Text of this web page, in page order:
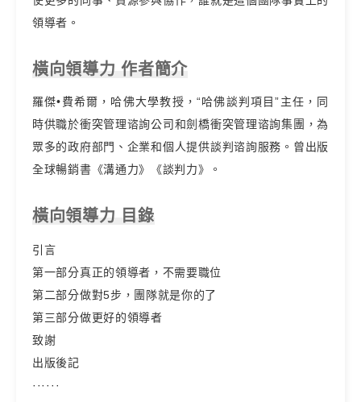
領導者。
橫向領導力 作者簡介
羅傑•費希爾，哈佛大學教授，“哈佛談判項目”主任，同
時供職於衝突管理谘詢公司和劍橋衝突管理谘詢集團，為
眾多的政府部門、企業和個人提供談判谘詢服務。曾出版
全球暢銷書《溝通力》《談判力》。
橫向領導力 目錄
引言
第一部分真正的領導者，不需要職位
第二部分做對5步，團隊就是你的了
第三部分做更好的領導者
致謝
出版後記
······